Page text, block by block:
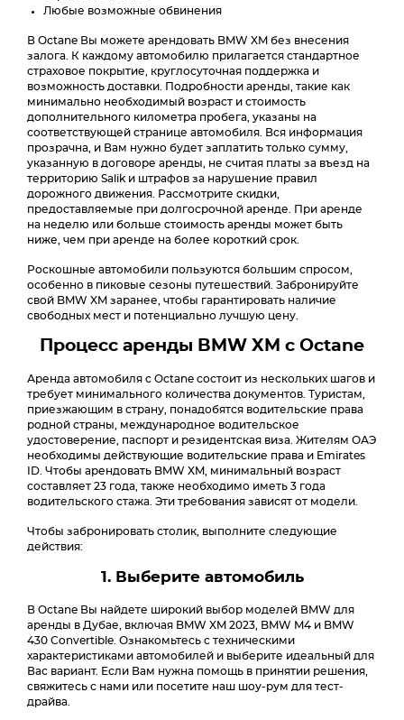
Любые возможные обвинения
В Octane Вы можете арендовать BMW XM без внесения
залога. К каждому автомобилю прилагается стандартное
страховое покрытие, круглосуточная поддержка и
возможность доставки. Подробности аренды, такие как
минимально необходимый возраст и стоимость
дополнительного километра пробега, указаны на
соответствующей странице автомобиля. Вся информация
прозрачна, и Вам нужно будет заплатить только сумму,
указанную в договоре аренды, не считая платы за въезд на
территорию Salik и штрафов за нарушение правил
дорожного движения. Рассмотрите скидки,
предоставляемые при долгосрочной аренде. При аренде
на неделю или больше стоимость аренды может быть
ниже, чем при аренде на более короткий срок.
Роскошные автомобили пользуются большим спросом,
особенно в пиковые сезоны путешествий. Забронируйте
свой BMW XM заранее, чтобы гарантировать наличие
свободных мест и потенциально лучшую цену.
Процесс аренды BMW XM с Octane
Аренда автомобиля с Octane состоит из нескольких шагов и
требует минимального количества документов. Туристам,
приезжающим в страну, понадобятся водительские права
родной страны, международное водительское
удостоверение, паспорт и резидентская виза. Жителям ОАЭ
необходимы действующие водительские права и Emirates
ID. Чтобы арендовать BMW XM, минимальный возраст
составляет 23 года, также необходимо иметь 3 года
водительского стажа. Эти требования зависят от модели.
Чтобы забронировать столик, выполните следующие
действия:
1. Выберите автомобиль
В Octane Вы найдете широкий выбор моделей BMW для
аренды в Дубае, включая BMW XM 2023, BMW M4 и BMW
430 Convertible. Ознакомьтесь с техническими
характеристиками автомобилей и выберите идеальный для
Вас вариант. Если Вам нужна помощь в принятии решения,
свяжитесь с нами или посетите наш шоу-рум для тест-
драйва.